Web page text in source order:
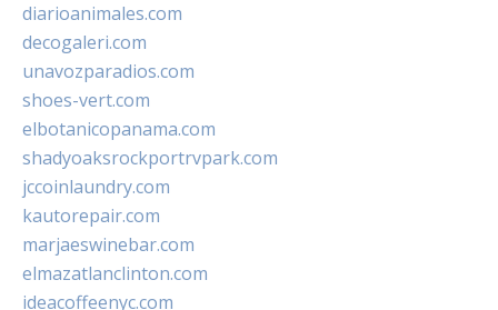
diarioanimales.com
decogaleri.com
unavozparadios.com
shoes-vert.com
elbotanicopanama.com
shadyoaksrockportrvpark.com
jccoinlaundry.com
kautorepair.com
marjaeswinebar.com
elmazatlanclinton.com
ideacoffeenyc.com